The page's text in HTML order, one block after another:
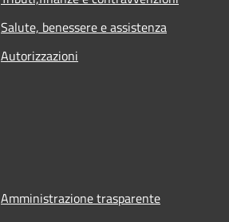
Salute, benessere e assistenza
Autorizzazioni
Amministrazione trasparente